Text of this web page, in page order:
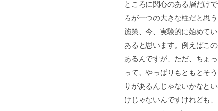
ところに関心のある層だけ
ろが一つの大きな柱だと思
施策、今、実験的に始めて
あると思います。例えばこ
あるんですが、ただ、ちょ
って、やっぱりもともとそ
りがあるんじゃないかなと
けじゃないんですけれども